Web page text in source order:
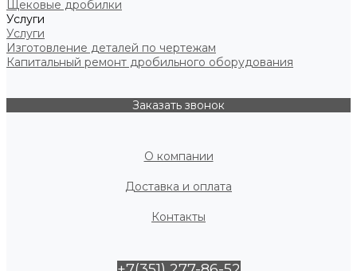
Щековые дробилки
Услуги
Услуги
Изготовление деталей по чертежам
Капитальный ремонт дробильного оборудования
Заказать звонок
О компании
Доставка и оплата
Контакты